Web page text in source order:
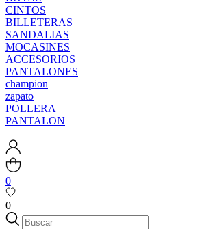
CINTOS
BILLETERAS
SANDALIAS
MOCASINES
ACCESORIOS
PANTALONES
champion
zapato
POLLERA
PANTALON
0
0